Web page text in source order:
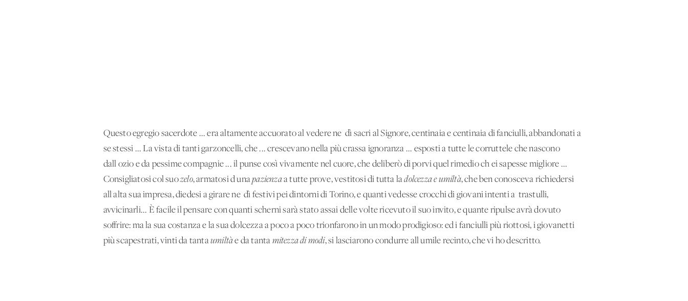
Questo egregio sacerdote ... era altamente accuorato al vedere ne' dì sacri al Signore, centinaia e centinaia di fanciulli, abbandonati a
se stessi ... La vista di tanti garzoncelli, che ... crescevano nella più crassa ignoranza ... esposti a tutte le corruttele che nascono
dall'ozio e da pessime compagnie ... il punse così vivamente nel cuore, che deliberò di porvi quel rimedio ch'ei sapesse migliore ...
Consigliatosi col suozelo, armatosi d'unapazienzaa tutte prove, vestitosi di tutta ladolcezza e umiltà, che ben conosceva richiedersi
all'alta sua impresa, diedesi a girare ne' dì festivi pei dintorni di Torino, e quanti vedesse crocchi di giovani intenti a' trastulli,
avvicinarli... È facile il pensare con quanti scherni sarà stato assai delle volte ricevuto il suo invito, e quante ripulse avrà dovuto
soffrire: ma la sua costanza e la sua dolcezza a poco a poco trionfarono in un modo prodigioso: ed i fanciulli più riottosi, i giovanetti
più scapestrati, vinti da tantaumiltàe da tanta mitezza di modi, si lasciarono condurre all'umile recinto, che vi ho descritto.